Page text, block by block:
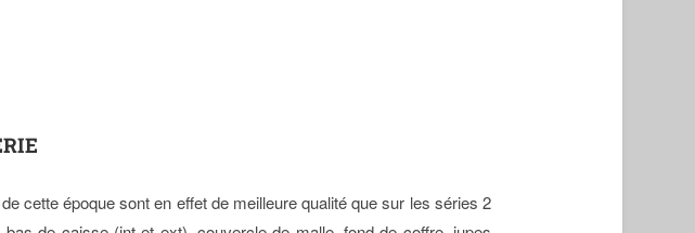
cette époque sont en effet de meilleure qualité que sur les séries 2